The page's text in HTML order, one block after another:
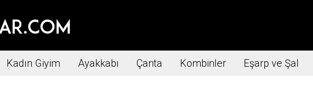
Kadın Giyim Ayakkabı Çanta Kombinler Eşarp ve Şal